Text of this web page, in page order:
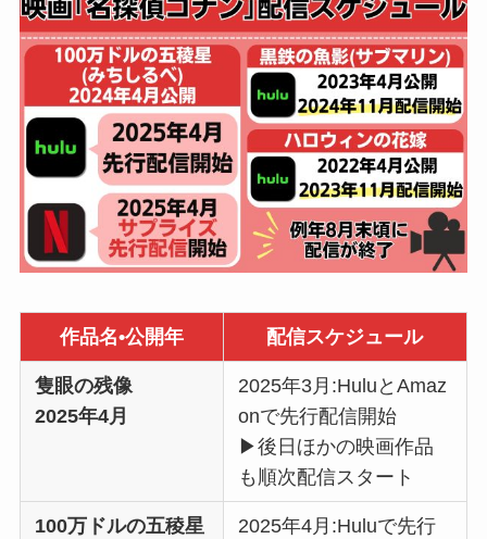
作品名•公開年 配信スケジュール
隻眼の残像
2025年4月
2025年3月:HuluとAmaz
onで先行配信開始
▶︎後日ほかの映画作品
も順次配信スタート
100万ドルの五稜星
2025年4月:Huluで先行